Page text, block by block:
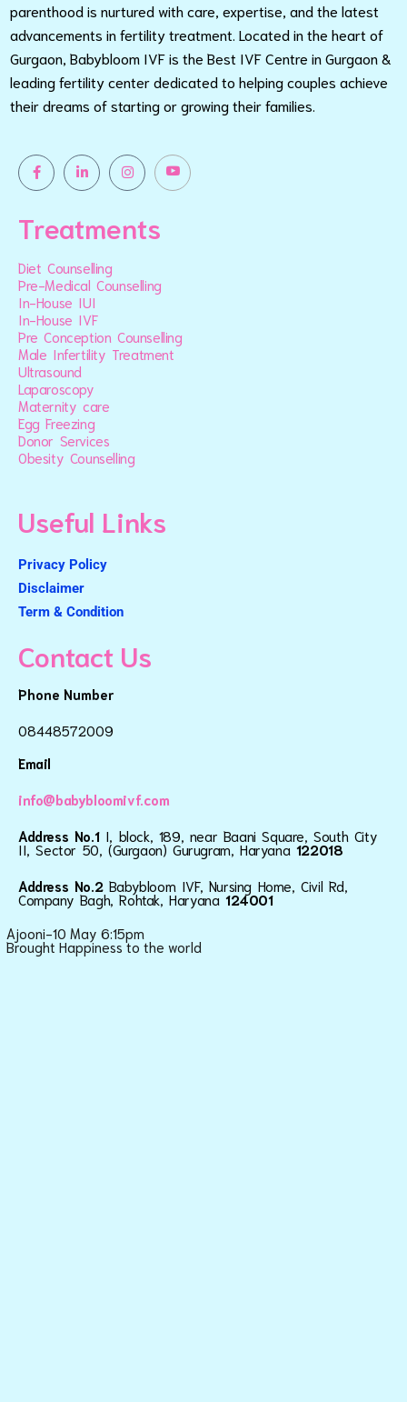
parenthood is nurtured with care, expertise, and the latest
advancements in fertility treatment. Located in the heart of
Gurgaon, Babybloom IVF is the Best IVF Centre in Gurgaon &
leading fertility center dedicated to helping couples achieve
their dreams of starting or growing their families.
Treatments
Diet Counselling
Pre-Medical Counselling
In-House IUI
In-House IVF
Pre Conception Counselling
Male Infertility Treatment
Ultrasound
Laparoscopy
Maternity care
Egg Freezing
Donor Services
Obesity Counselling
Useful Links
Privacy Policy
Disclaimer
Term & Condition
Contact Us
Phone Number
08448572009
Email
info@babybloomivf.com
Address No.1 I, block, 189, near Baani Square, South City
II, Sector 50, (Gurgaon) Gurugram, Haryana 122018
Address No.2 Babybloom IVF, Nursing Home, Civil Rd,
Company Bagh, Rohtak, Haryana124001
Ajooni-10 May 6:15pm
Brought Happiness to the world